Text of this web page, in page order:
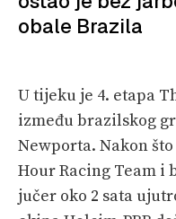
PRETPLATA
obale Brazila
U tijeku je 4. etapa
između brazilskog
Newporta. Nakon
Hour Racing Team i
jučer oko 2 sata